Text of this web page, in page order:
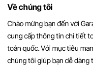
Về chúng tôi
Chào mừng bạn đến với
cung cấp thông tin chi tiết
toàn quốc. Với mục tiêu
chúng tôi giúp bạn dễ dàng